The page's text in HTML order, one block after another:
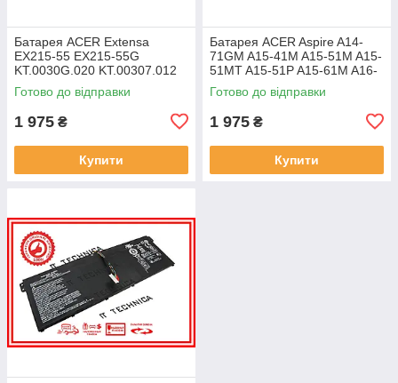
Батарея ACER Extensa
EX215-55 EX215-55G
KT.0030G.020 KT.00307.012
11.25V 4471mAh ОРИГІНАЛ
Готово до відправки
1 975 ₴
Купити
Батарея ACER Aspire A14-
71GM A15-41M A15-51M A15-
51MT A15-51P A15-61M A16-
51GM 11.25V 4471mAh
ОРИГІНАЛ
Готово до відправки
1 975 ₴
Купити